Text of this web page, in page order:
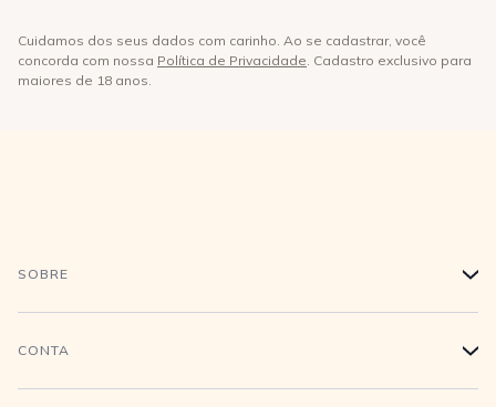
Cuidamos dos seus dados com carinho. Ao se cadastrar, você
concorda com nossa Política de Privacidade. Cadastro exclusivo para
maiores de 18 anos.
SOBRE +
História
CONTA +